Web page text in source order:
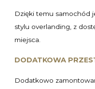
Dzięki temu samochód
stylu overlanding, z
miejsca.
DODATKOWA
Dodatkowo